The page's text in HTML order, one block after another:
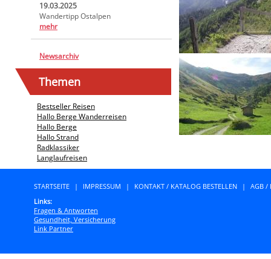
19.03.2025
Wandertipp Ostalpen
mehr
Newsarchiv
Themen
Bestseller Reisen
Hallo Berge Wanderreisen
Hallo Berge
Hallo Strand
Radklassiker
Langlaufreisen
STARTSEITE | IMPRESSUM | KONTAKT / KATALOG BESTELLEN |
AGB /
Links:
Fragen & Antworten
Gesundheit, Versicherung
Link Partner